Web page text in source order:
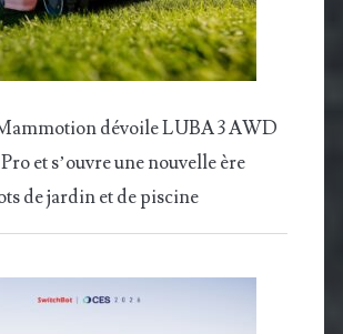
dévoile LUBA 3 AWD
et s’ouvre une nouvelle ère
de jardin et de piscine